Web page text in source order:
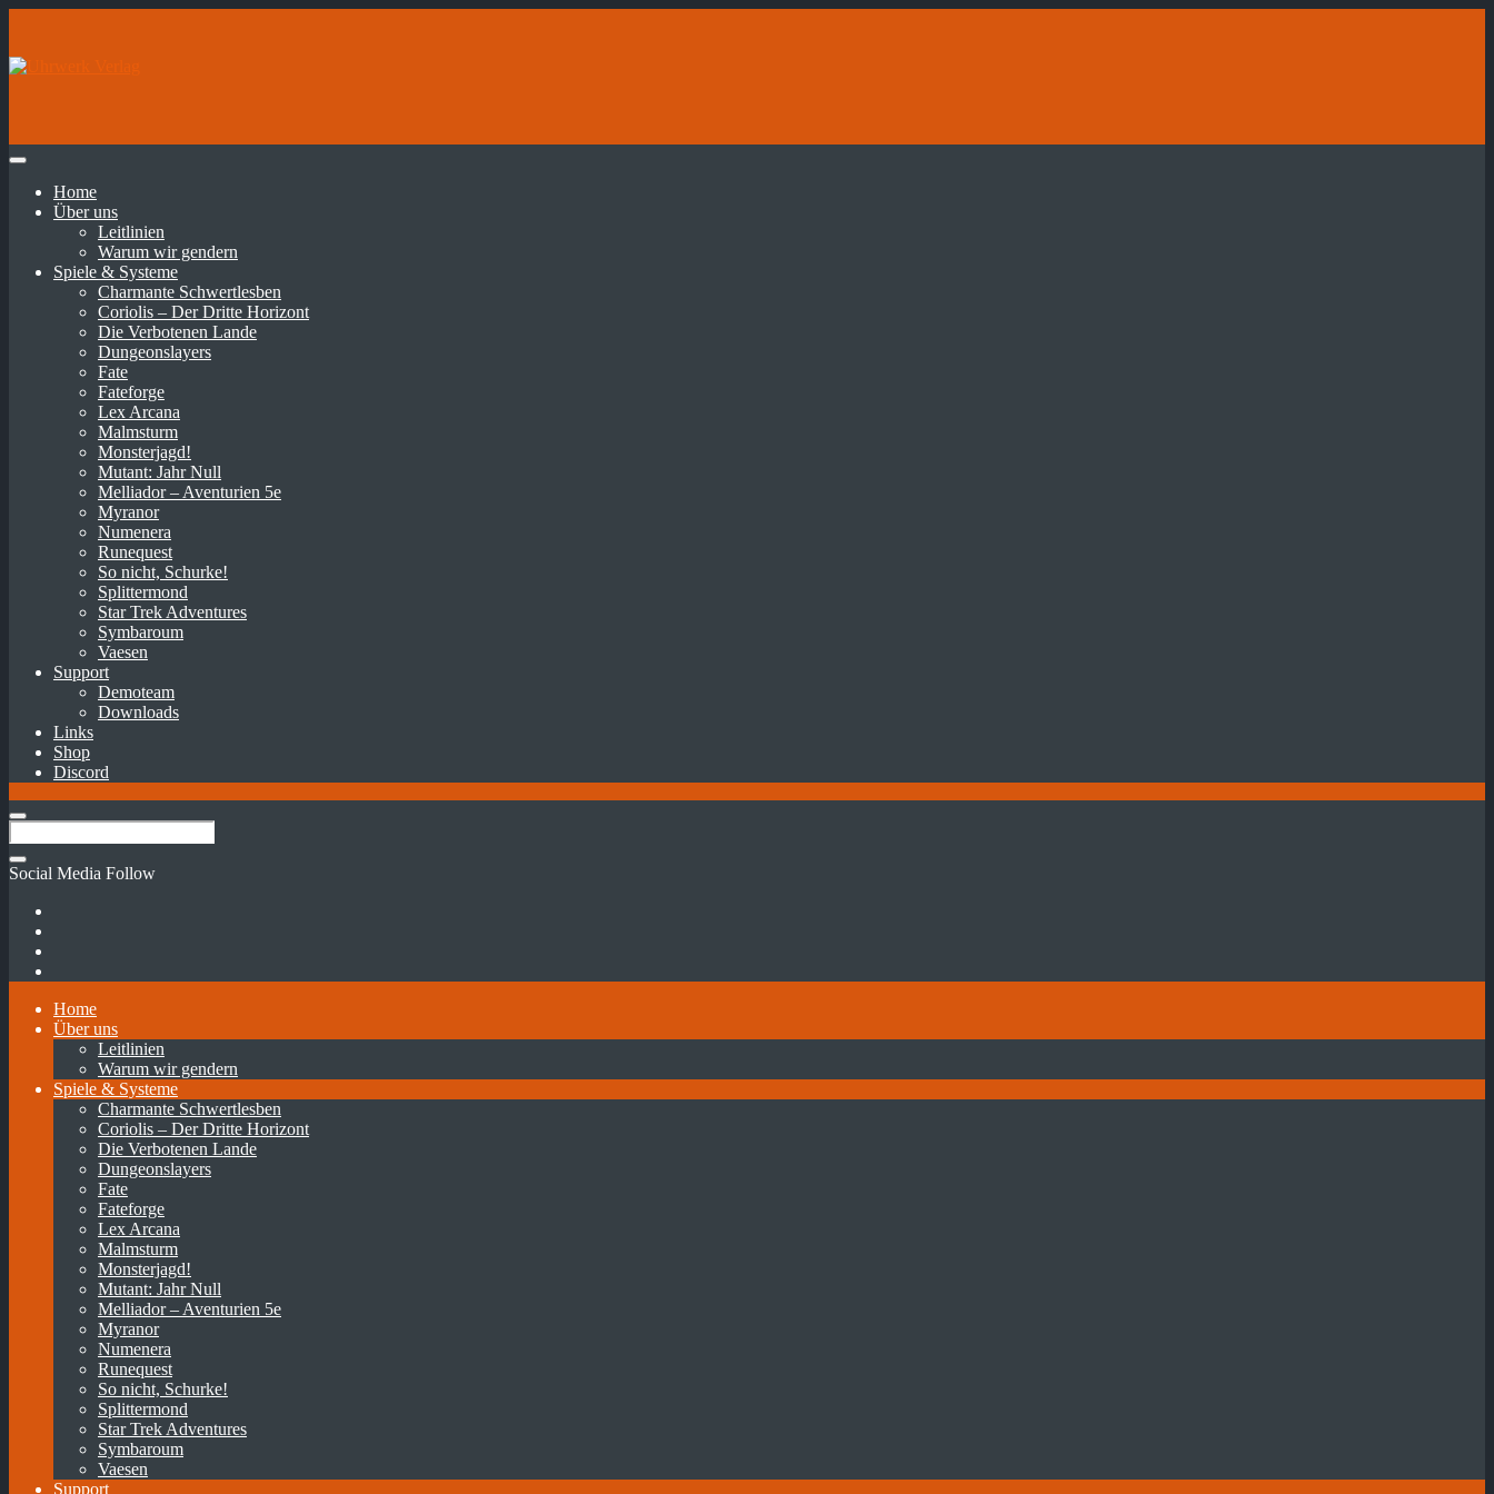
Home
Über uns
Leitlinien
Warum wir gendern
Spiele & Systeme
Charmante Schwertlesben
Coriolis – Der Dritte Horizont
Die Verbotenen Lande
Dungeonslayers
Fate
Fateforge
Lex Arcana
Malmsturm
Monsterjagd!
Mutant: Jahr Null
Melliador – Aventurien 5e
Myranor
Numenera
Runequest
So nicht, Schurke!
Splittermond
Star Trek Adventures
Symbaroum
Vaesen
Support
Demoteam
Downloads
Links
Shop
Discord
Social Media Follow
Home
Über uns
Leitlinien
Warum wir gendern
Spiele & Systeme
Charmante Schwertlesben
Coriolis – Der Dritte Horizont
Die Verbotenen Lande
Dungeonslayers
Fate
Fateforge
Lex Arcana
Malmsturm
Monsterjagd!
Mutant: Jahr Null
Melliador – Aventurien 5e
Myranor
Numenera
Runequest
So nicht, Schurke!
Splittermond
Star Trek Adventures
Symbaroum
Vaesen
Support